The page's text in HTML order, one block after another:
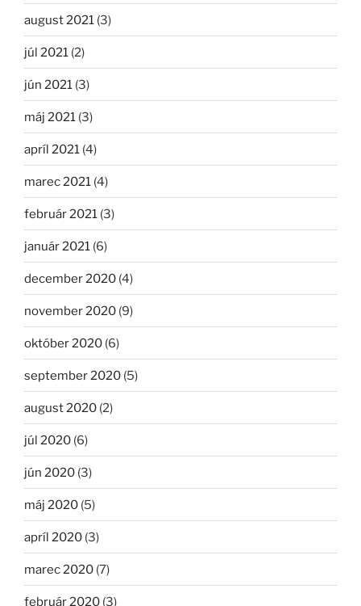
august 2021 (3)
júl 2021 (2)
jún 2021 (3)
máj 2021 (3)
apríl 2021 (4)
marec 2021 (4)
február 2021 (3)
január 2021 (6)
december 2020 (4)
november 2020 (9)
október 2020 (6)
september 2020 (5)
august 2020 (2)
júl 2020 (6)
jún 2020 (3)
máj 2020 (5)
apríl 2020 (3)
marec 2020 (7)
február 2020 (3)